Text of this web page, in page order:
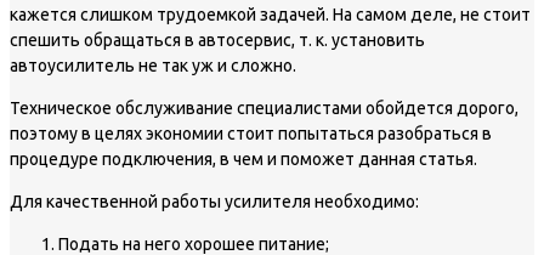
кажется слишком трудоемкой задачей. На самом деле, не стоит
спешить обращаться в автосервис, т. к. установить
автоусилитель не так уж и сложно.
Техническое обслуживание специалистами обойдется дорого,
поэтому в целях экономии стоит попытаться разобраться в
процедуре подключения, в чем и поможет данная статья.
Для качественной работы усилителя необходимо:
Подать на него хорошее питание;